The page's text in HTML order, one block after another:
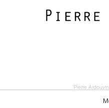
Pierre Ardouvin